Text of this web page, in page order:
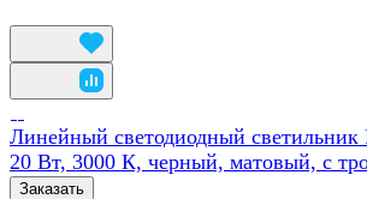
Линейный светодиодный
20 Вт, 3000 К, черный, матовый, с
Заказать